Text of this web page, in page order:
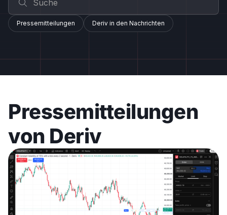
Pressemitteilungen Deriv in den Nachrichten
Pressemitteilungen
von Deriv